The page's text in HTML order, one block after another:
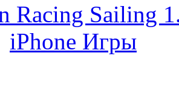
Racing Sailing
iPhone Игры